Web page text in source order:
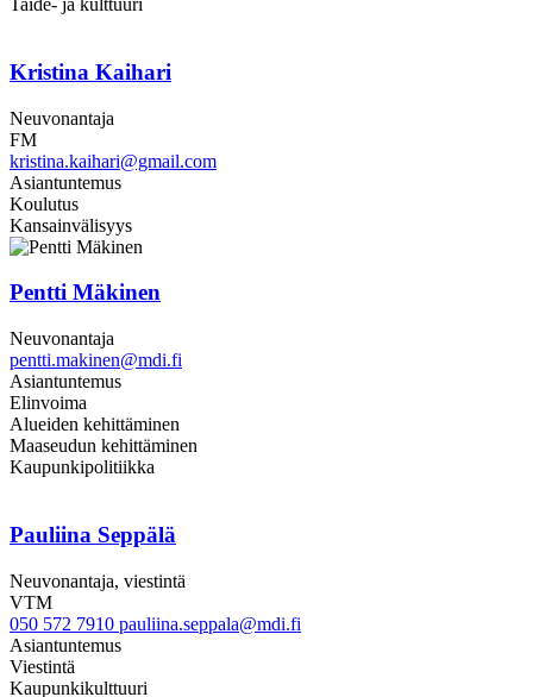
Taide- ja kulttuuri
Kristina Kaihari
Neuvonantaja
FM
kristina.kaihari@gmail.com
Asiantuntemus
Koulutus
Kansainvälisyys
Pentti Mäkinen
Neuvonantaja
pentti.makinen@mdi.fi
Asiantuntemus
Elinvoima
Alueiden kehittäminen
Maaseudun kehittäminen
Kaupunkipolitiikka
Pauliina Seppälä
Neuvonantaja, viestintä
VTM
050 572 7910 pauliina.seppala@mdi.fi
Asiantuntemus
Viestintä
Kaupunkikulttuuri